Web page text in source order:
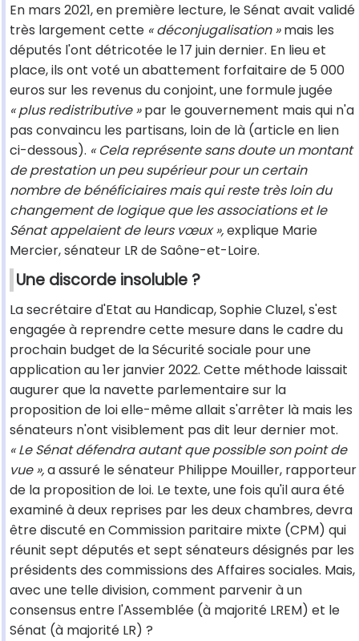
En mars 2021, en première lecture, le Sénat avait validé
très largement cette « déconjugalisation »mais les
députés l'ont détricotée le 17 juin dernier. En lieu et
place, ils ont voté un abattement forfaitaire de 5 000
euros sur les revenus du conjoint, une formule jugée
« plus redistributive »par le gouvernement mais qui n'a
pas convaincu les partisans, loin de là (article en lien
ci-dessous). « Cela représente sans doute un montant
de prestation un peu supérieur pour un certain
nombre de bénéficiaires mais qui reste très loin du
changement de logique que les associations et le
Sénat appelaient de leurs vœux »,explique Marie
Mercier, sénateur LR de Saône-et-Loire.
Une discorde insoluble ?
La secrétaire d'Etat au Handicap, Sophie Cluzel, s'est
engagée à reprendre cette mesure dans le cadre du
prochain budget de la Sécurité sociale pour une
application au 1er janvier 2022. Cette méthode laissait
augurer que la navette parlementaire sur la
proposition de loi elle-même allait s'arrêter là mais les
sénateurs n'ont visiblement pas dit leur dernier mot.
« Le Sénat défendra autant que possible son point de
vue »,a assuré le sénateur Philippe Mouiller, rapporteur
de la proposition de loi. Le texte, une fois qu'il aura été
examiné à deux reprises par les deux chambres, devra
être discuté en Commission paritaire mixte (CPM) qui
réunit sept députés et sept sénateurs désignés par les
présidents des commissions des Affaires sociales. Mais,
avec une telle division, comment parvenir à un
consensus entre l'Assemblée (à majorité LREM) et le
Sénat (à majorité LR) ?